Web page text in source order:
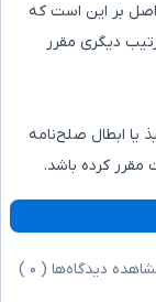
بر این است که
دیگری مقرر
یا ابطال صلح‌نامه
مقرر کرده باشد.
دیدگاه‌ها ( ۰